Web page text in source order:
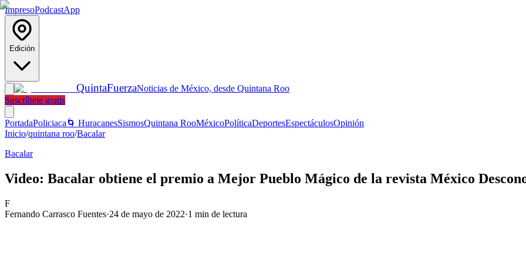
ImpresoPodcastApp
Edición
QuintaFuerzaNoticias de México, desde Quintana Roo
Suscríbete gratis
PortadaPoliciaca 🌀 HuracanesSismosQuintana RooMéxicoPolíticaDeportesEspectáculosOpinión
Inicio/quintana roo/Bacalar
Bacalar
Video: Bacalar obtiene el premio a Mejor Pueblo Mágico de la revista México
F
Fernando Carrasco Fuentes·24 de mayo de 2022·1 min de lectura